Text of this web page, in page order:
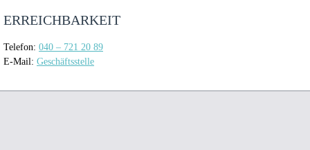
ERREICHBARKEIT
Telefon: 040 – 721 20 89
E-Mail: Geschäftsstelle